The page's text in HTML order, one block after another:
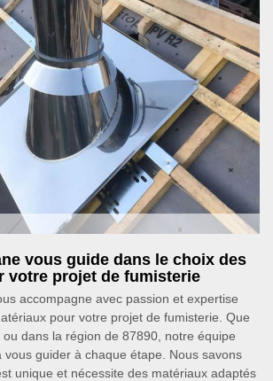
vous guide dans le choix des
votre projet de fumisterie
accompagne avec passion et expertise
pour votre projet de fumisterie. Que
dans la région de 87890, notre équipe
vous guider à chaque étape. Nous savons
unique et nécessite des matériaux adaptés